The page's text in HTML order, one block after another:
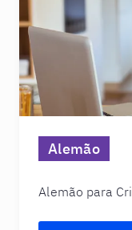
Alemão
Alemão para